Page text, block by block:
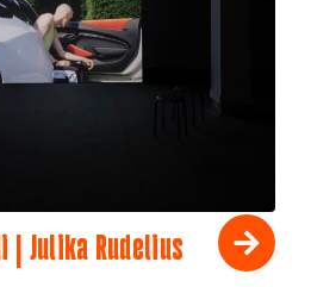
| Julika Rudelius